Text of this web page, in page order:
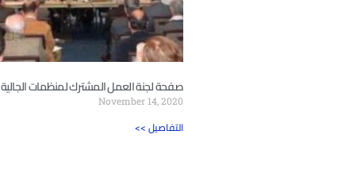
صفحة لجنة العمل المشترك لمنظمات الجالية
November 14, 2020
<< التفاصيل